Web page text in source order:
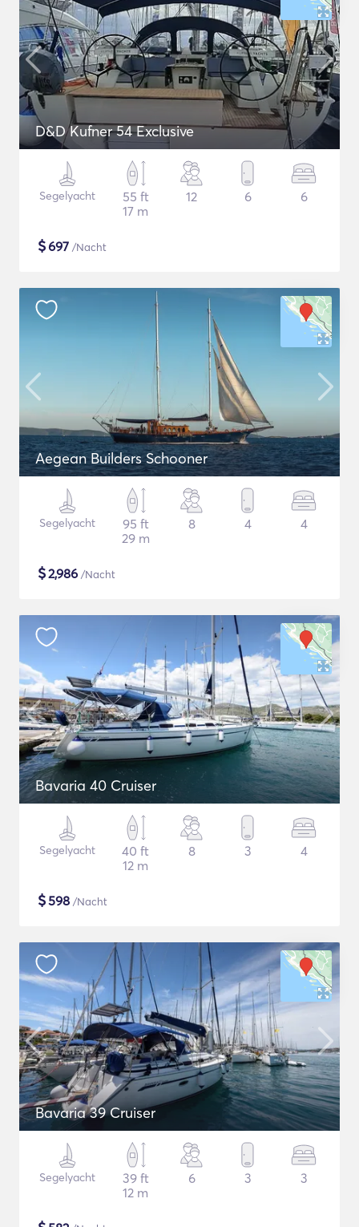
D&D Kufner 54 Exclusive
Segelyacht
55 ft
17 m
12 6 6
$697 /Nacht
Aegean Builders Schooner
Segelyacht
95 ft
29 m
8 4 4
$2,986 /Nacht
Bavaria 40 Cruiser
Segelyacht
40 ft
12 m
8 3 4
$598 /Nacht
Bavaria 39 Cruiser
Segelyacht
39 ft
12 m
6 3 3